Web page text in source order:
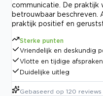
communicatie. De praktijk
betrouwbaar beschreven.
praktijk positief en
Sterke punten
Vriendelijk en deskundig
Vlotte en tijdige afspraken
Duidelijke uitleg
Gebaseerd op 120 reviews